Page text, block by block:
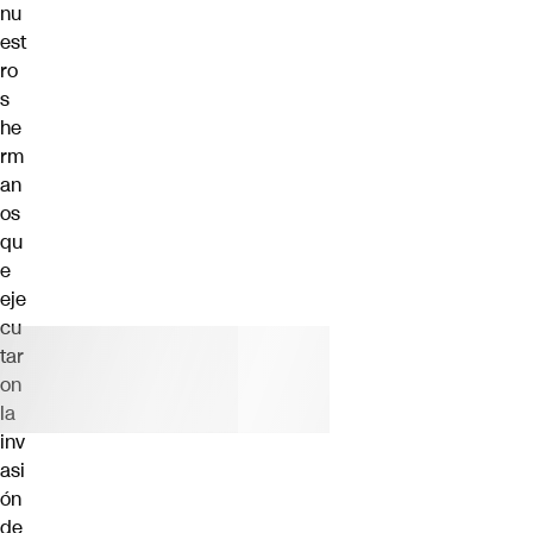
nu
est
ro
s
he
rm
an
os
qu
e
eje
cu
tar
on
la
inv
asi
ón
de